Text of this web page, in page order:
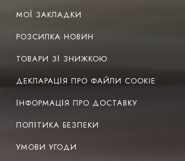
МОЇ ЗАКЛАДКИ
РОЗСИЛКА НОВИН
ТОВАРИ ЗІ ЗНИЖКОЮ
ДЕКЛАРАЦІЯ ПРО ФАЙЛИ COOKIE
ІНФОРМАЦІЯ ПРО ДОСТАВКУ
ПОЛІТИКА БЕЗПЕКИ
УМОВИ УГОДИ